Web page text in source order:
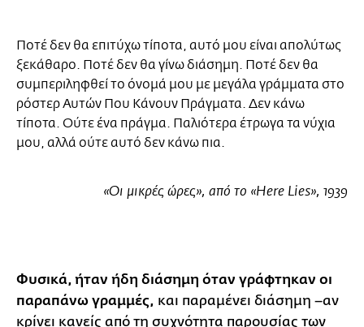
Ποτέ δεν θα επιτύχω τίποτα, αυτό μου είναι απολύτως
ξεκάθαρο. Ποτέ δεν θα γίνω διάσημη. Ποτέ δεν θα
συμπεριληφθεί το όνομά μου με μεγάλα γράμματα στο
ρόστερ Αυτών Που Κάνουν Πράγματα. Δεν κάνω
τίποτα. Ούτε ένα πράγμα. Παλιότερα έτρωγα τα νύχια
μου, αλλά ούτε αυτό δεν κάνω πια.
«Οι μικρές ώρες», από το «Here Lies», 1939
Φυσικά, ήταν ήδη διάσημη όταν γράφτηκαν οι
παραπάνω γραμμές, και παραμένει διάσημη –αν
κρίνει κανείς από τη συχνότητα παρουσίας των